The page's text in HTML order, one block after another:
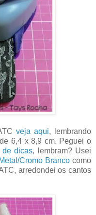
veja aqui, lembrando
6,4 x 8,9 cm. Peguei o
de dicas, lembram? Usei
Cromo Brancocomo
arredondei os cantos